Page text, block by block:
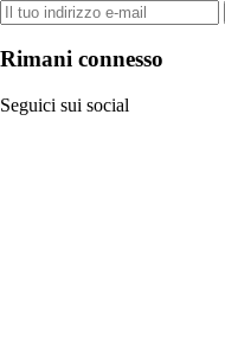
Rimani connesso
Seguici sui social